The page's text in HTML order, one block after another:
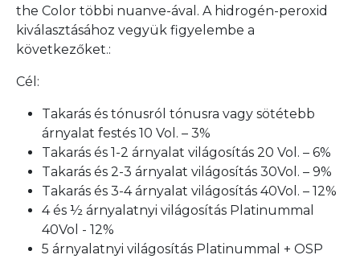
the Color többi nuanve-ával. A hidrogén-peroxid
kiválasztásához vegyük figyelembe a
következőket.:
Cél:
Takarás és tónusról tónusra vagy sötétebb
árnyalat festés 10 Vol. – 3%
Takarás és 1-2 árnyalat világosítás 20 Vol. – 6%
Takarás és 2-3 árnyalat világosítás 30Vol. – 9%
Takarás és 3-4 árnyalat világosítás 40Vol. – 12%
4 és ½ árnyalatnyi világosítás Platinummal
40Vol - 12%
5 árnyalatnyi világosítás Platinummal + OSP